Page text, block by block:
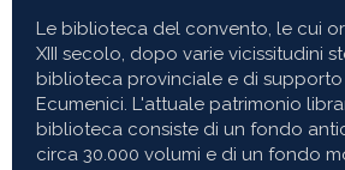
Le biblioteca del convento, le cui
XIII secolo, dopo varie vicissitudini
biblioteca provinciale e di supporto
Ecumenici. L'attuale patrimonio
biblioteca consiste di un fondo
circa 30.000 volumi e di un fondo